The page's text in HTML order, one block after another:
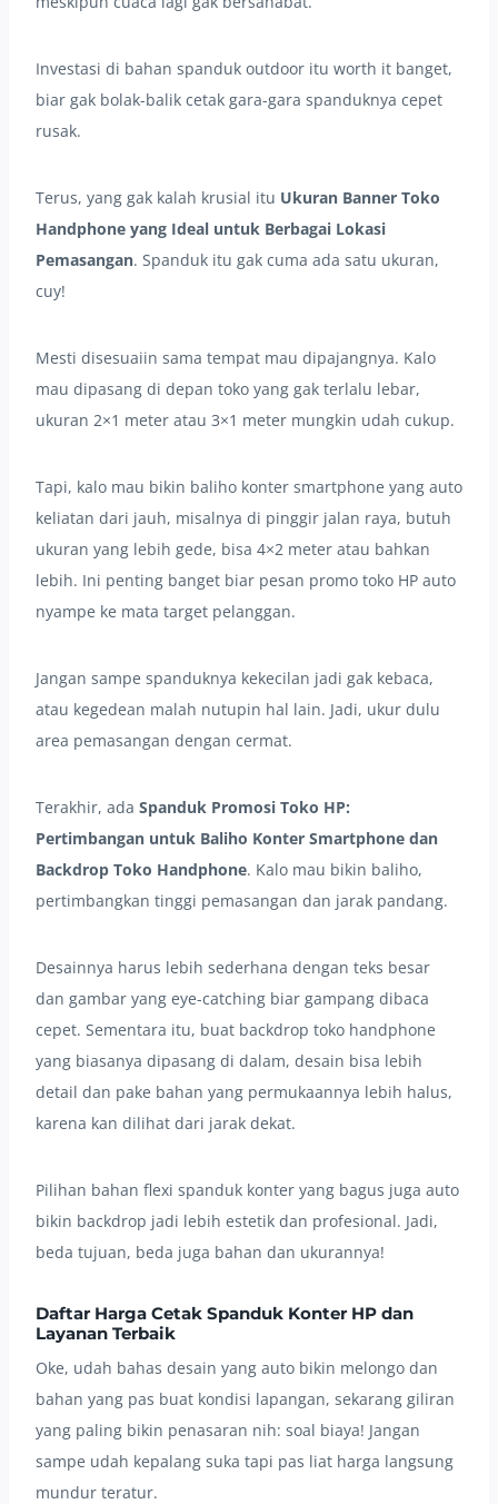
Investasi di bahan spanduk outdoor itu worth it banget,
biar gak bolak-balik cetak gara-gara spanduknya cepet
rusak.
Terus, yang gak kalah krusial itu Ukuran Banner Toko
Handphone yang Ideal untuk Berbagai Lokasi
Pemasangan. Spanduk itu gak cuma ada satu ukuran,
cuy!
Mesti disesuaiin sama tempat mau dipajangnya. Kalo
mau dipasang di depan toko yang gak terlalu lebar,
ukuran 2×1 meter atau 3×1 meter mungkin udah cukup.
Tapi, kalo mau bikin baliho konter smartphone yang auto
keliatan dari jauh, misalnya di pinggir jalan raya, butuh
ukuran yang lebih gede, bisa 4×2 meter atau bahkan
lebih. Ini penting banget biar pesan promo toko HP auto
nyampe ke mata target pelanggan.
Jangan sampe spanduknya kekecilan jadi gak kebaca,
atau kegedean malah nutupin hal lain. Jadi, ukur dulu
area pemasangan dengan cermat.
Terakhir, ada Spanduk Promosi Toko HP:
Pertimbangan untuk Baliho Konter Smartphone dan
Backdrop Toko Handphone. Kalo mau bikin baliho,
pertimbangkan tinggi pemasangan dan jarak pandang.
Desainnya harus lebih sederhana dengan teks besar
dan gambar yang eye-catching biar gampang dibaca
cepet. Sementara itu, buat backdrop toko handphone
yang biasanya dipasang di dalam, desain bisa lebih
detail dan pake bahan yang permukaannya lebih halus,
karena kan dilihat dari jarak dekat.
Pilihan bahan flexi spanduk konter yang bagus juga auto
bikin backdrop jadi lebih estetik dan profesional. Jadi,
beda tujuan, beda juga bahan dan ukurannya!
Daftar Harga Cetak Spanduk Konter HP dan
Layanan Terbaik
Oke, udah bahas desain yang auto bikin melongo dan
bahan yang pas buat kondisi lapangan, sekarang giliran
yang paling bikin penasaran nih: soal biaya! Jangan
sampe udah kepalang suka tapi pas liat harga langsung
mundur teratur.